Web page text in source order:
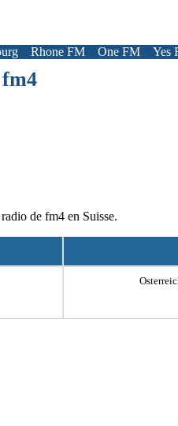
Rhone FM One FM Yes
de fm4 en Suisse.